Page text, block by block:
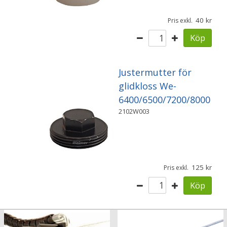
Pris exkl. 40
Köp
Justermutter för
glidkloss We-
6400/6500/7200/8000
2102W003
Pris exkl. 125
Köp